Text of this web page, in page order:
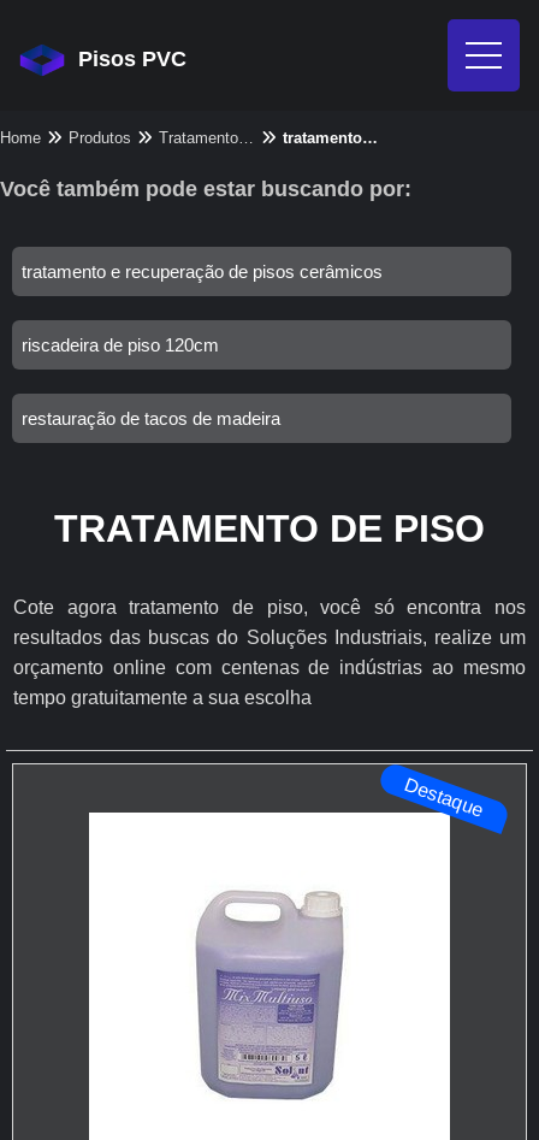
Pisos PVC
Home Produtos Tratamento de piso - Categoria tratamento de piso
Você também pode estar buscando por:
tratamento e recuperação de pisos cerâmicos
riscadeira de piso 120cm
restauração de tacos de madeira
TRATAMENTO DE PISO
Cote agora tratamento de piso, você só encontra nos
resultados das buscas do Soluções Industriais, realize um
orçamento online com centenas de indústrias ao mesmo
tempo gratuitamente a sua escolha
Destaque